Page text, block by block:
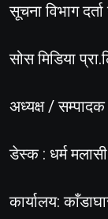
सूचना विभाग
सोस मिडिया
अध्यक्ष / सम्पादक
डेस्क : धर्म मलासी
कार्यालय: